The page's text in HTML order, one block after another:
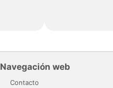
Navegación web
Contacto